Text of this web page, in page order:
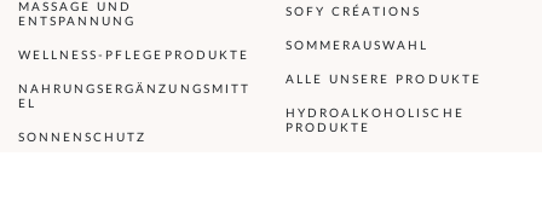
MASSAGE UND
ENTSPANNUNG
WELLNESS-PFLEGEPRODUKTE
NAHRUNGSERGÄNZUNGSMITT
EL
SONNENSCHUTZ
SOFY CRÉATIONS
SOMMERAUSWAHL
ALLE UNSERE PRODUKTE
HYDROALKOHOLISCHE
PRODUKTE